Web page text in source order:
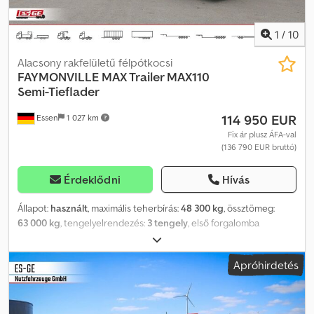
1 / 10
Essen 1 027 km
Alacsony rakfelületű félpótkocsi
FAYMONVILLE MAX Trailer MAX110
Semi-Tieflader
114 950 EUR
Fix ár plusz ÁFA-val
(136 790 EUR bruttó)
Érdeklődni Hívás
Állapot: használt, maximális teherbírás:48 300 kg, össztömeg:
63 000 kg, tengelyelrendezés: 3 tengely, első forgalomba
, következő vizsga (TÜV):
ABS, A felsoroltakból válogatott részletek. A teljes felszereltség
kérésre rendelkezésre áll. * Szwanenhals (nyakszerkezet): * Elöl
kb. 45°-os, hátul kb. 750 mm x 10°-os ferde sarkokkal. * 3 pár
rögzítőgyűrű (LC 5.000 daN). * Kb. 30 mm vastag keményfa
burkolat. * Rakfelület: * Két irányba kihúzható kivitelben, hátul kb.
Apróhirdetés